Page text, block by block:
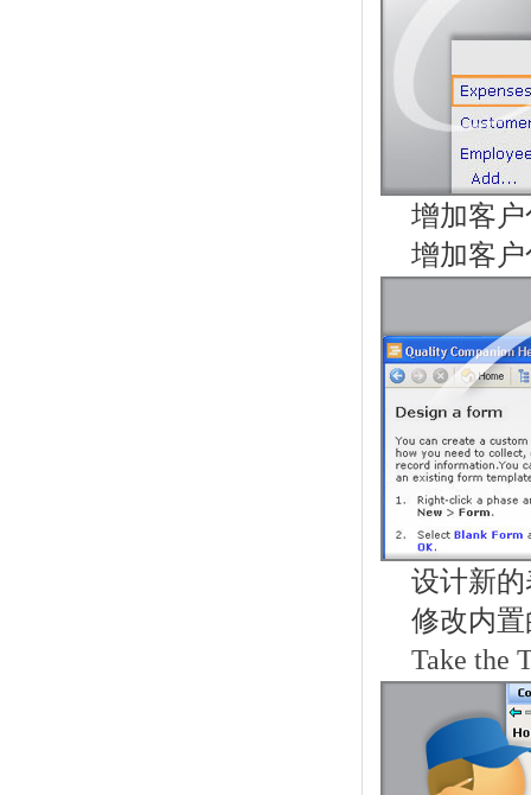
增加客
增加客
设计新
修改内
Take the